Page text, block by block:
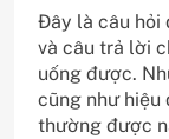
Đây là câu hỏi
và câu trả lời
uống được.
cũng như hiệu
thường được